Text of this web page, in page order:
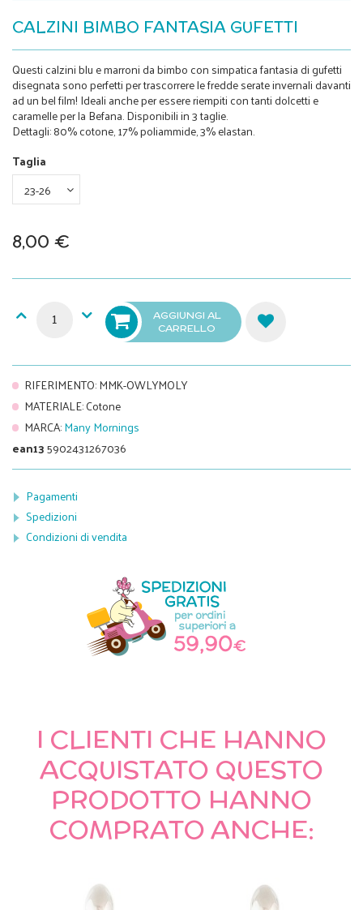
CALZINI BIMBO FANTASIA GUFETTI
Questi calzini blu e marroni da bimbo con simpatica fantasia di gufetti
disegnata sono perfetti per trascorrere le fredde serate invernali davanti
ad un bel film! Ideali anche per essere riempiti con tanti dolcetti e
caramelle per la Befana. Disponibili in 3 taglie.
Dettagli: 80% cotone, 17% poliammide, 3% elastan.
Taglia
8,00 €
AGGIUNGI AL
CARRELLO
RIFERIMENTO:MMK-OWLYMOLY
MATERIALE:Cotone
MARCA:Many Mornings
ean135902431267036
Pagamenti
Spedizioni
Condizioni di vendita
I CLIENTI CHE HANNO
ACQUISTATO QUESTO
PRODOTTO HANNO
COMPRATO ANCHE: